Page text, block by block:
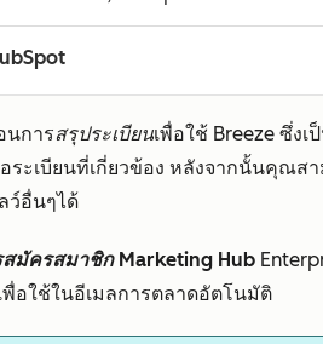
นการสรุประเบียนเพื่อใช้ Breeze ซึ่ง
ระเบียนที่เกี่ยวข้อง หลังจากนั้นคุณส
ว์อื่นๆได้
สมัครสมาชิก Marketing Hub
อใช้ในอีเมลการตลาดอัตโนมัติ